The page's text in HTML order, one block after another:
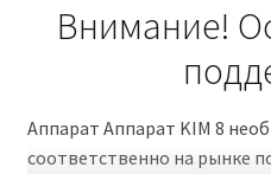
Внимание!
Аппарат Аппарат KIM 8
соответственно на рынке